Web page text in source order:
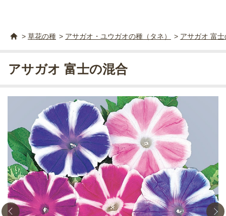
> 草花の種 > アサガオ・ユウガオの種（タネ） > アサガオ 富
アサガオ 富士の混合